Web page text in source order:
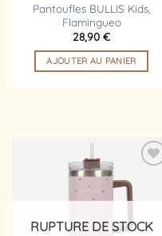
Pantoufles BULLIS Kids,
Flamingueo
28,90 €
AJOUTER AU PANIER
RUPTURE DE STOCK